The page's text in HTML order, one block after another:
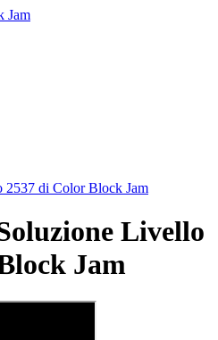
Jam
2537 di Color Block Jam
Livello
Jam